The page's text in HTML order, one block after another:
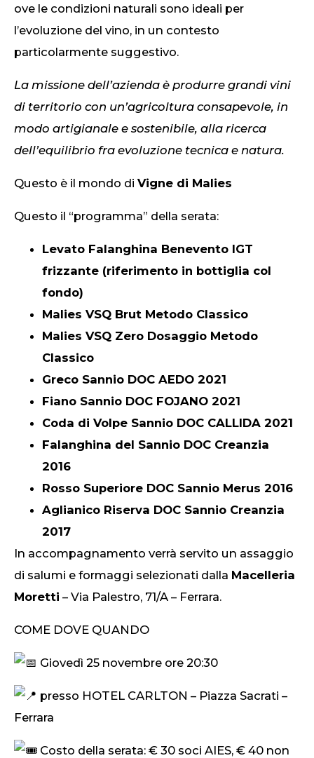
ove le condizioni naturali sono ideali per
l’evoluzione del vino, in un contesto
particolarmente suggestivo.
La missione dell’azienda è produrre grandi vini
di territorio con un’agricoltura consapevole, in
modo artigianale e sostenibile, alla ricerca
dell’equilibrio fra evoluzione tecnica e natura.
Questo è il mondo di Vigne di Malies
Questo il “programma” della serata:
Levato Falanghina Benevento IGT
frizzante (riferimento in bottiglia col
fondo)
Malies VSQ Brut Metodo Classico
Malies VSQ Zero Dosaggio Metodo
Classico
Greco Sannio DOC AEDO 2021
Fiano Sannio DOC FOJANO 2021
Coda di Volpe Sannio DOC CALLIDA 2021
Falanghina del Sannio DOC Creanzia
2016
Rosso Superiore DOC Sannio Merus 2016
Aglianico Riserva DOC Sannio Creanzia
2017
In accompagnamento verrà servito un assaggio
di salumi e formaggi selezionati dalla Macelleria
Moretti – Via Palestro, 71/A – Ferrara.
COME DOVE QUANDO
Giovedì 25 novembre ore 20:30
presso HOTEL CARLTON – Piazza Sacrati –
Ferrara
Costo della serata: € 30 soci AIES, € 40 non